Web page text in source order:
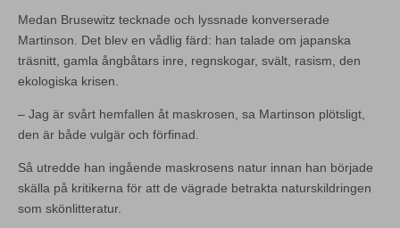
Medan Brusewitz tecknade och lyssnade konverserade
Martinson. Det blev en vådlig färd: han talade om japanska
träsnitt, gamla ångbåtars inre, regnskogar, svält, rasism, den
ekologiska krisen.
– Jag är svårt hemfallen åt maskrosen, sa Martinson plötsligt,
den är både vulgär och förfinad.
Så utredde han ingående maskrosens natur innan han började
skälla på kritikerna för att de vägrade betrakta naturskildringen
som skönlitteratur.